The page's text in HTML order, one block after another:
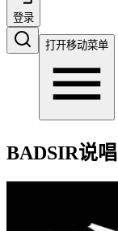
登录
打开移动菜单
BADSIR说唱